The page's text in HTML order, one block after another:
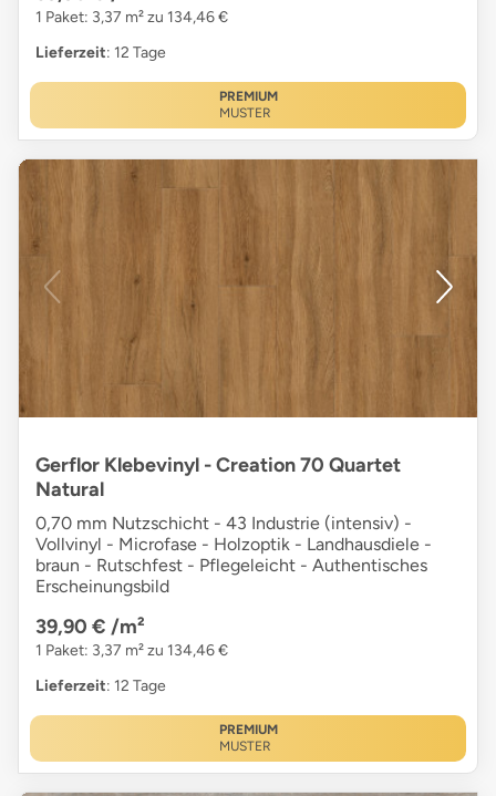
1 Paket: 3,37 m² zu 134,46 €
Lieferzeit: 12 Tage
PREMIUM
MUSTER
Gerflor Klebevinyl - Creation 70 Quartet
Natural
0,70 mm Nutzschicht - 43 Industrie (intensiv) -
Vollvinyl - Microfase - Holzoptik - Landhausdiele -
braun - Rutschfest - Pflegeleicht - Authentisches
Erscheinungsbild
39,90 € /m²
1 Paket: 3,37 m² zu 134,46 €
Lieferzeit: 12 Tage
PREMIUM
MUSTER